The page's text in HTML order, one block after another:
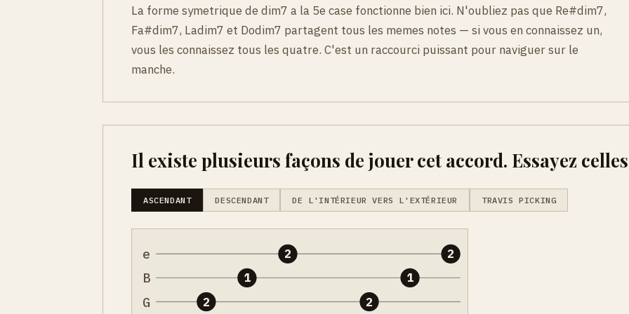
La forme symetrique de dim7 a la 5e case fonctionne bien ici. N'oubliez pas que Re#dim7,
Fa#dim7, Ladim7 et Dodim7 partagent tous les memes notes — si vous en connaissez un,
vous les connaissez tous les quatre. C'est un raccourci puissant pour naviguer sur le
manche.
Il existe plusieurs façons de jouer cet accord. Essayez
ASCENDANT DESCENDANT DE L'INTÉRIEUR VERS L'EXTÉRIEUR TRAVIS PICKING
e
B
G
2
1
2
2
1
2